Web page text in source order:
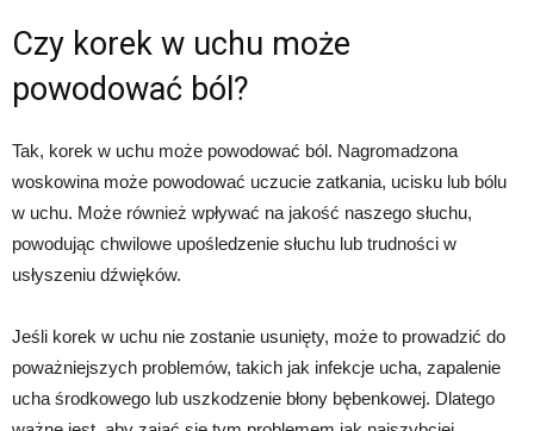
Czy korek w uchu może
powodować ból?
Tak, korek w uchu może powodować ból. Nagromadzona
woskowina może powodować uczucie zatkania, ucisku lub bólu
w uchu. Może również wpływać na jakość naszego słuchu,
powodując chwilowe upośledzenie słuchu lub trudności w
usłyszeniu dźwięków.
Jeśli korek w uchu nie zostanie usunięty, może to prowadzić do
poważniejszych problemów, takich jak infekcje ucha, zapalenie
ucha środkowego lub uszkodzenie błony bębenkowej. Dlatego